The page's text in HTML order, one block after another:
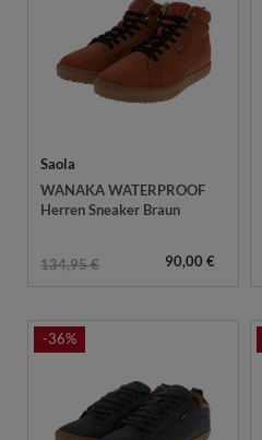
Saola
WANAKA WATERPROOF
Herren Sneaker Braun
134,95 € 90,00 €
-36%